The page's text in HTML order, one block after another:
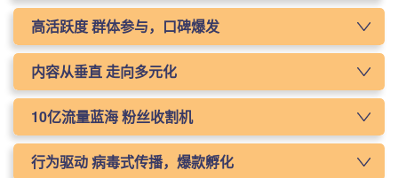
高活跃度 群体参与，口碑爆发
短视频日均启动次数最高达8次，兴趣相投的用户形成了紧密的粉丝
关联，用户黏性、活跃度、互动参与度均高于其他视频形态
内容从垂直 走向多元化
视频内容多元化，明星、达人、 PGC作者共同为短视频输出高质
量、有趣、搞笑的内容。
10亿流量蓝海 粉丝收割机
短视频短视频拥有1 0亿级别的流量洼地，目前还有很大的发展空
间，越先进入，越早收获精准粉丝。
行为驱动 病毒式传播，爆款孵化